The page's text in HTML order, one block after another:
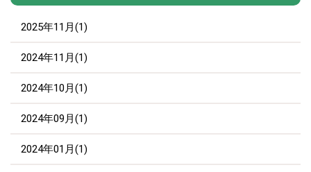
2025年11月(1)
2024年11月(1)
2024年10月(1)
2024年09月(1)
2024年01月(1)